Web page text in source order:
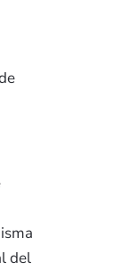
del